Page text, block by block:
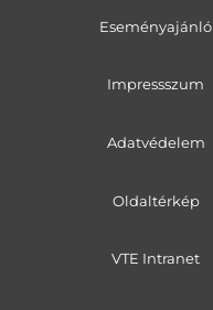
Eseményajánló
Impressszum
Adatvédelem
Oldaltérkép
VTE Intranet